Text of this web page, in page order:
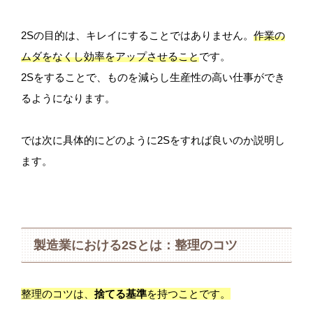
2Sの目的は、キレイにすることではありません。 作業の
ムダをなくし効率をアップさせることです。
2Sをすることで、ものを減らし生産性の高い仕事ができ
るようになります。
では次に具体的にどのように2Sをすれば良いのか説明し
ます。
製造業における2Sとは：整理のコツ
整理のコツは、 捨てる基準を持つことです。